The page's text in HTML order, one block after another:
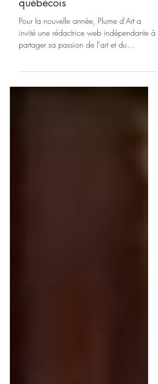
artistique du patrimoine
québécois
Pour la nouvelle année, Plume d'Art a
invité une rédactrice web indépendante à